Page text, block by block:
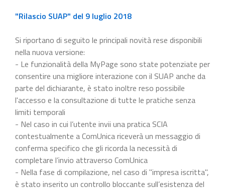
"Rilascio SUAP" del 9 luglio 2018
Si riportano di seguito le principali novità rese disponibili
nella nuova versione:
- Le funzionalità della MyPage sono state potenziate per
consentire una migliore interazione con il SUAP anche da
parte del dichiarante, è stato inoltre reso possibile
l'accesso e la consultazione di tutte le pratiche senza
limiti temporali
- Nel caso in cui l’utente invii una pratica SCIA
contestualmente a ComUnica riceverà un messaggio di
conferma specifico che gli ricorda la necessità di
completare l’invio attraverso ComUnica
- Nella fase di compilazione, nel caso di "impresa iscritta",
è stato inserito un controllo bloccante sull’esistenza del